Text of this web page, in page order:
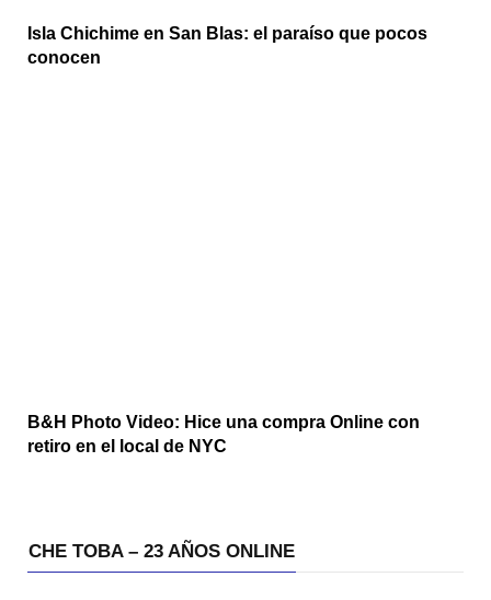
Isla Chichime en San Blas: el paraíso que pocos
conocen
B&H Photo Video: Hice una compra Online con
retiro en el local de NYC
CHE TOBA – 23 AÑOS ONLINE